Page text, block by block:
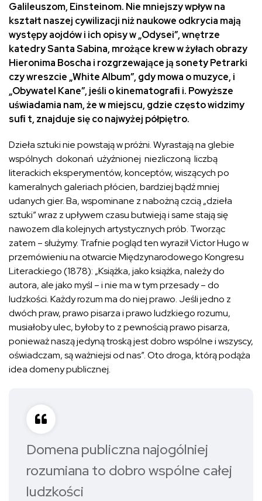
Galileuszom, Einsteinom. Nie mniejszy wpływ na
kształt naszej cywilizacji niż naukowe odkrycia mają
występy aojdów i ich opisy w „Odysei”, wnętrze
katedry Santa Sabina, mrożące krew w żyłach obrazy
Hieronima Boscha i rozgrzewające ją sonety Petrarki
czy wreszcie „White Album”, gdy mowa o muzyce, i
„Obywatel Kane”, jeśli o kinematograﬁ i. Powyższe
uświadamia nam, że w miejscu, gdzie często widzimy
suﬁ t, znajduje się co najwyżej półpiętro.
Dzieła sztuki nie powstają w próżni. Wyrastają na glebie
wspólnych dokonań użyźnionej niezliczoną liczbą
literackich eksperymentów, konceptów, wiszących po
kameralnych galeriach płócien, bardziej bądź mniej
udanych gier. Ba, wspominane z nabożną czcią „dzieła
sztuki” wraz z upływem czasu butwieją i same stają się
nawozem dla kolejnych artystycznych prób. Tworząc
zatem – służymy. Trafnie pogląd ten wyraził Victor Hugo w
przemówieniu na otwarcie Międzynarodowego Kongresu
Literackiego (1878): „Książka, jako książka, należy do
autora, ale jako myśl – i nie ma w tym przesady – do
ludzkości. Każdy rozum ma do niej prawo. Jeśli jedno z
dwóch praw, prawo pisarza i prawo ludzkiego rozumu,
musiałoby ulec, byłoby to z pewnością prawo pisarza,
ponieważ naszą jedyną troską jest dobro wspólne i wszyscy,
oświadczam, są ważniejsi od nas”. Oto droga, którą podąża
idea domeny publicznej.
Domena publiczna najogólniej
rozumiana to dobro wspólne całej
ludzkości